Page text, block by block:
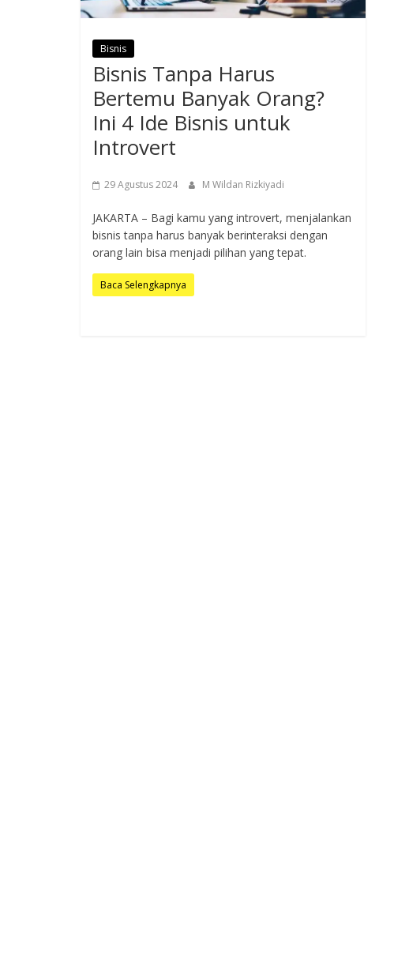
Bisnis
Bisnis Tanpa Harus
Bertemu Banyak Orang?
Ini 4 Ide Bisnis untuk
Introvert
29 Agustus 2024 M Wildan Rizkiyadi
JAKARTA – Bagi kamu yang introvert, menjalankan
bisnis tanpa harus banyak berinteraksi dengan
orang lain bisa menjadi pilihan yang tepat.
Baca Selengkapnya